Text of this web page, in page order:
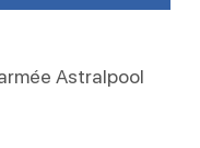
Astralpool